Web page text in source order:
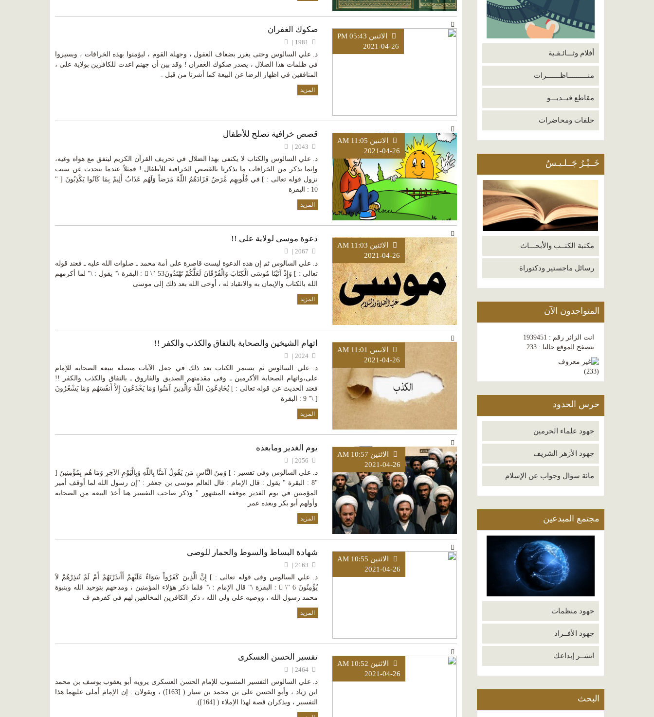
أفلام وثـــائـقـية
منــــــــــاظـــــــرات
مقاطع فيــديـــو
حلقات ومحاضرات
خَــيْـرُ جَــلـيـسٌ
مكتبة الكتــب والأبحـــاث
رسائل ماجستير ودكتوراة
المتواجدون الآن
انت الزائر رقم : 1939451
يتصفح الموقع حاليا : 233
(
233
)
حرس الحدود
جهود علماء الحرمين
جهود الأزهر الشريف
مائة سؤال وجواب عن الإسلام
مجتمع المبدعين
جهود منظمات
جهود الأفــراد
انشــر إبداعك
البحث
الاثنين PM 05:43
2021-04-26
صكوك الغفران
د. علي السالوس وحتى يغرر بضعاف العقول ، وجهلة القوم ، ليؤمنوا بهذه الخرافات ، ويسيروا
في ظلمات هذا الضلال ، يصدر صكوك الغفران ! وقد بين أن جهنم اعدت للكافرين بولاية على ،
المنافقين في اظهار الرضا عن البيعة كما أشرنا من قبل .
المزيد
الاثنين AM 11:05
2021-04-26
قصص خرافية تصلح للأطفال
د. علي السالوس والكتاب لا يكتفى بهذا الضلال في تحريف القرآن الكريم ليتفق مع هواه وغيه،
وإنما يذكر من الخرافات ما يذكرنا بالقصص الخرافية للأطفال ! فمثلاً عندما يتحدث عن سبب
نزول قوله تعالى : ] في قُلُوبِهِم مَّرَضٌ فَزَادَهُمُ اللّهُ مَرَضاً وَلَهُم عَذَابٌ أَلِيمٌ بِمَا كَانُوا يَكْذِبُونَ [ "
10 : البقرة
المزيد
الاثنين AM 11:03
2021-04-26
دعوة موسى لولاية على !!
د. علي السالوس ثم إن هذه الدعوة ليست قاصرة على أمة محمد ـ صلوات الله عليه ـ فعند قوله
تعالى : ] وَإِذْ آتَيْنَا مُوسَى الْكِتَابَ وَالْفُرْقَانَ لَعَلَّكُمْ تَهْتَدُونَ \" 53 : البقرة \" يقول : \" لما أكرمهم
الله بالكتاب والإيمان به والانقياد له ، أوحى الله بعد ذلك إلى موسى
المزيد
الاثنين AM 11:01
2021-04-26
اتهام الشيخين والصحابة بالنفاق والكذب والكفر !!
2024 |
د. علي السالوس ثم يستمر الكتاب بعد ذلك في جعل الآيات متصلة ببيعة الصحابة للإمام
على،واتهام الصحابة الأكرمين ـ وفى مقدمتهم الصديق والفاروق ـ بالنفاق والكذب والكفر !!
فعند الحديث عن قوله تعالى : ] يُخَادِعُونَ اللّهَ وَالَّذِينَ آمَنُوا وَمَا يَخْدَعُونَ إِلاَّ أَنفُسَهُم وَمَا يَشْعُرُونَ
[ \" 9 : البقرة
المزيد
الاثنين AM 10:57
2021-04-26
يوم الغدير ومابعده
د. علي السالوس وفى تفسير : ] وَمِنَ النَّاسِ مَن يَقُولُ آمَنَّا بِاللّهِ وَبِالْيَوْمِ الآخِرِ وَمَا هُم بِمُؤْمِنِينَ [
"8 : البقرة " يقول : قال الإمام : قال العالم موسى بن جعفر : "إن رسول الله لما أوقف أمير
المؤمنين في يوم الغدير موقفه المشهور " وذكر صاحب التفسير هنا أخذ البيعة من الصحابة
وأولهم أبو بكر وبعده عمر
المزيد
الاثنين AM 10:55
2021-04-26
شهادة البساط والسوط والحمار للوصى
د. علي السالوس وفى قوله تعالى : ] إِنَّ الَّذِينَ كَفَرُواْ سَوَاءٌ عَلَيْهِمْ أَأَنذَرْتَهُمْ أَمْ لَمْ تُنذِرْهُمْ لاَ
يُؤْمِنُونَ  \" 6 : البقرة \" قال الإمام : \" فلما ذكر هؤلاء المؤمنين ، ومدحهم بتوحيد الله وبنبوة
محمد رسول الله ، ووصيه على ولى الله ، ذكر الكافرين المخالفين لهم في كفرهم ف
المزيد
الاثنين AM 10:52
2021-04-26
تفسير الحسن العسكرى
2464 |
د. علي السالوس التفسير المنسوب للإمام الحسن العسكرى يرويه أبو يعقوب يوسف بن محمد
ابن زياد ، وأبو الحسن على بن محمد بن سيار ( [163]) ، ويقولان : إن الإمام أملى عليهما هذا
التفسير ، ويذكران قصة لهذا الإملاء ( [164]).